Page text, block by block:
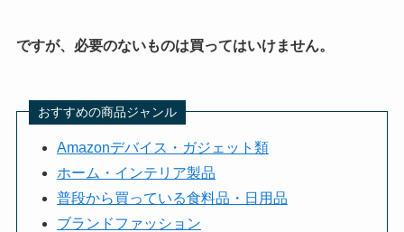
ですが、必要のないものは買ってはいけません。
おすすめの商品ジャンル
Amazonデバイス・ガジェット類
ホーム・インテリア製品
普段から買っている食料品・日用品
ブランドファッション